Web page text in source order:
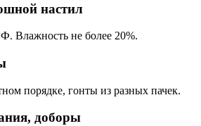
настил
Влажность не более 20%.
порядке, гонты из разных пачек.
доборы